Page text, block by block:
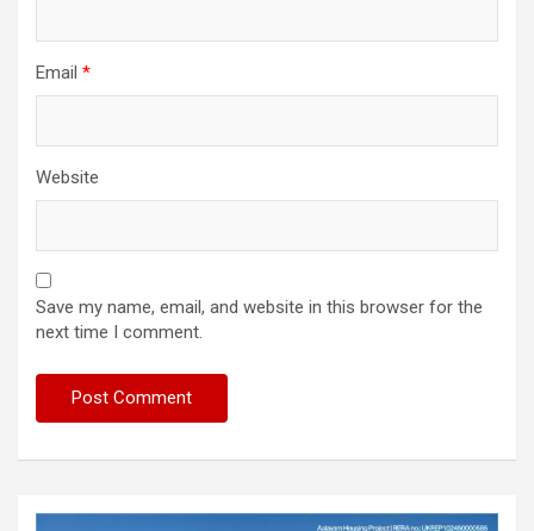
Email *
Website
Save my name, email, and website in this browser for the
next time I comment.